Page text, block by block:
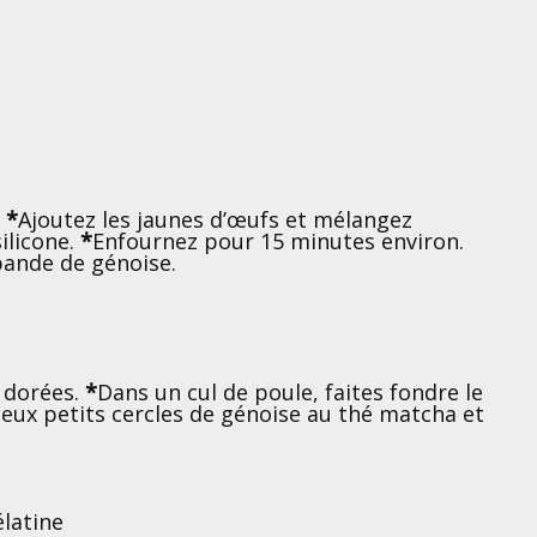
*Ajoutez les jaunes d’œufs et mélangez
*Enfournez pour 15 minutes environ.
de génoise.
*Dans un cul de poule, faites fondre le
petits cercles de génoise au thé matcha et